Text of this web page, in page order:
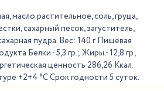
масло растительное, соль, груша,
сахарный песок, загуститель,
пудра. Вес: 140 г Пищевая
Белки - 5,3 гр.; Жиры - 12,8 гр;
ценность 286,26 Ккал.
+2+4 °С Срок годности 5 суток.